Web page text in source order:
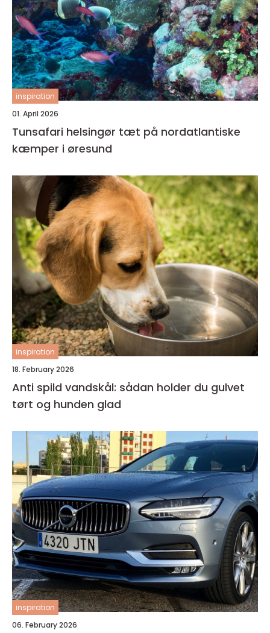
inspiration
01. April 2026
Tunsafari helsingør tæt på nordatlantiske
kæmper i øresund
inspiration
18. February 2026
Anti spild vandskål: sådan holder du gulvet
tørt og hunden glad
inspiration
06. February 2026